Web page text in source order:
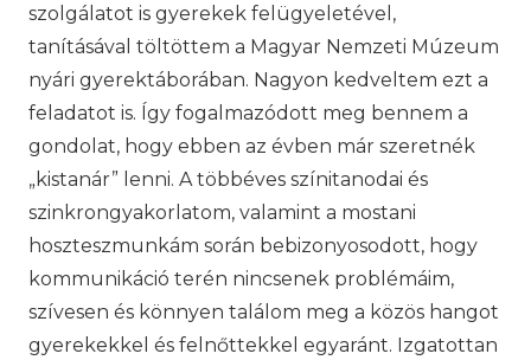
szolgálatot is gyerekek felügyeletével,
tanításával töltöttem a Magyar Nemzeti Múzeum
nyári gyerektáborában. Nagyon kedveltem ezt a
feladatot is. Így fogalmazódott meg bennem a
gondolat, hogy ebben az évben már szeretnék
„kistanár” lenni. A többéves színitanodai és
szinkrongyakorlatom, valamint a mostani
hoszteszmunkám során bebizonyosodott, hogy
kommunikáció terén nincsenek problémáim,
szívesen és könnyen találom meg a közös hangot
gyerekekkel és felnőttekkel egyaránt. Izgatottan